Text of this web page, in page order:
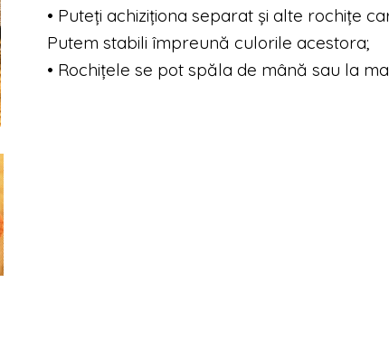
• Puteți achiziționa separat și alte rochițe
Putem stabili împreună culorile acestora;
• Rochițele se pot spăla de mână sau la